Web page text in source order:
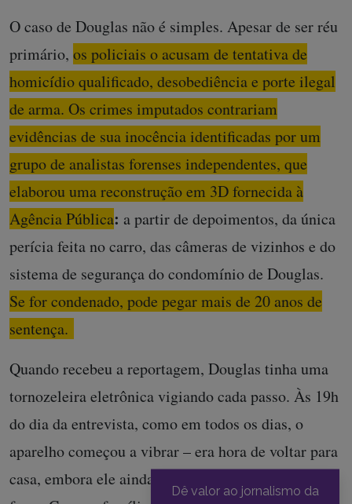
O caso de Douglas não é simples. Apesar de ser réu
primário, os policiais o acusam de tentativa de
homicídio qualificado, desobediência e porte ilegal
de arma. Os crimes imputados contrariam
evidências de sua inocência identificadas por um
grupo de analistas forenses independentes, que
elaborou uma reconstrução em 3D fornecida à
Agência Pública: a partir de depoimentos, da única
perícia feita no carro, das câmeras de vizinhos e do
sistema de segurança do condomínio de Douglas.
Se for condenado, pode pegar mais de 20 anos de
sentença.
Quando recebeu a reportagem, Douglas tinha uma
tornozeleira eletrônica vigiando cada passo. Às 19h
do dia da entrevista, como em todos os dias, o
aparelho começou a vibrar – era hora de voltar para
casa, embora ele ainda tivesse muitas entregas a
Dê valor ao jornalismo da